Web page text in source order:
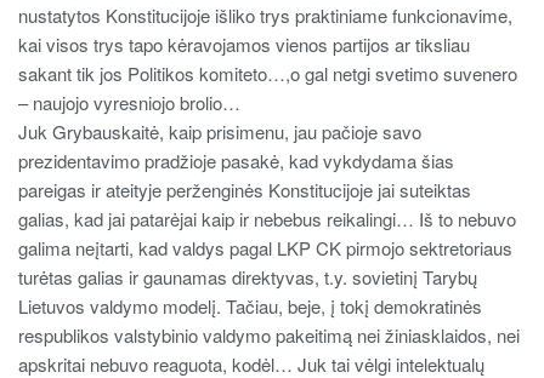
nustatytos Konstitucijoje išliko trys praktiniame funkcionavime,
kai visos trys tapo kėravojamos vienos partijos ar tiksliau
sakant tik jos Politikos komiteto…,o gal netgi svetimo suvenero
– naujojo vyresniojo brolio…
Juk Grybauskaitė, kaip prisimenu, jau pačioje savo
prezidentavimo pradžioje pasakė, kad vykdydama šias
pareigas ir ateityje perženginės Konstitucijoje jai suteiktas
galias, kad jai patarėjai kaip ir nebebus reikalingi… Iš to nebuvo
galima neįtarti, kad valdys pagal LKP CK pirmojo sektretoriaus
turėtas galias ir gaunamas direktyvas, t.y. sovietinį Tarybų
Lietuvos valdymo modelį. Tačiau, beje, į tokį demokratinės
respublikos valstybinio valdymo pakeitimą nei žiniasklaidos, nei
apskritai nebuvo reaguota, kodėl… Juk tai vėlgi intelektualų